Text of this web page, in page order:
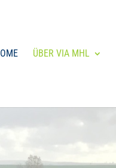
ÜBER VIA MHL